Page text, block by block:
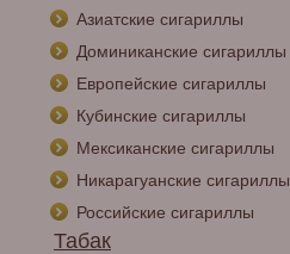
Азиатские сигариллы
Доминиканские сигариллы
Европейские сигариллы
Кубинские сигариллы
Мексиканские сигариллы
Никарагуанские сигариллы
Российские сигариллы
Табак